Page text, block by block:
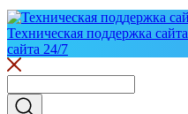
Техническая поддержка сайта
сайта 24/7